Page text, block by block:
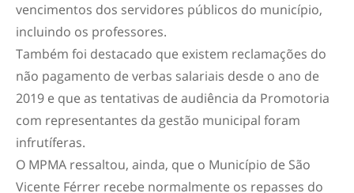
vencimentos dos servidores públicos do município,
incluindo os professores.
Também foi destacado que existem reclamações do
não pagamento de verbas salariais desde o ano de
2019 e que as tentativas de audiência da Promotoria
com representantes da gestão municipal foram
infrutíferas.
O MPMA ressaltou, ainda, que o Município de São
Vicente Férrer recebe normalmente os repasses do